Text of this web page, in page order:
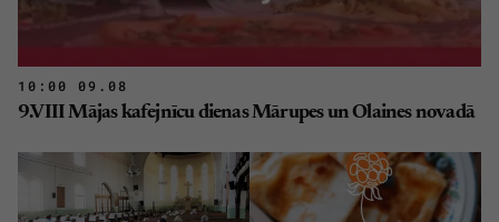
10:00 09.08
9.VIII Mājas kafejnīcu dienas Mārupes un Olaines novadā